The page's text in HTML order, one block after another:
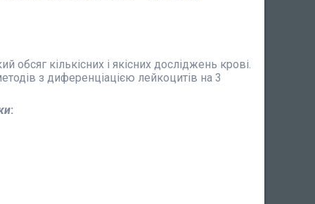
кількісних і якісних досліджень крові.
з диференціацією лейкоцитів на 3
: